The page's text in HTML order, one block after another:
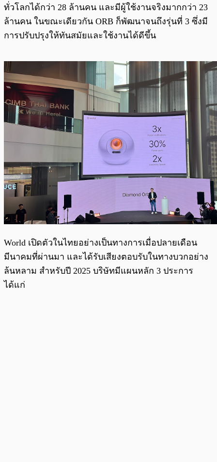
ทั่วโลกได้กว่า 28 ล้านคน และมีผู้ใช้งานจริงมากกว่า 23
ล้านคน ในขณะเดียวกัน ORB ก็พัฒนาจนถึงรุ่นที่ 3 ซึ่งมี
การปรับปรุงให้ทันสมัยและใช้งานได้ดีขึ้น
World เปิดตัวในไทยอย่างเป็นทางการเมื่อปลายเดือน
มีนาคมที่ผ่านมา และได้รับเสียงตอบรับในทางบวกอย่าง
ล้นหลาม สำหรับปี 2025 บริษัทมีแผนหลัก 3 ประการ
ได้แก่